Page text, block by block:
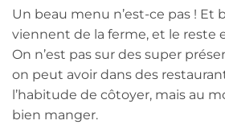
Un beau menu n’est-ce pas ! Et
viennent de la ferme, et le reste
On n’est pas sur des super
on peut avoir dans des
l’habitude de côtoyer, mais au
bien manger.